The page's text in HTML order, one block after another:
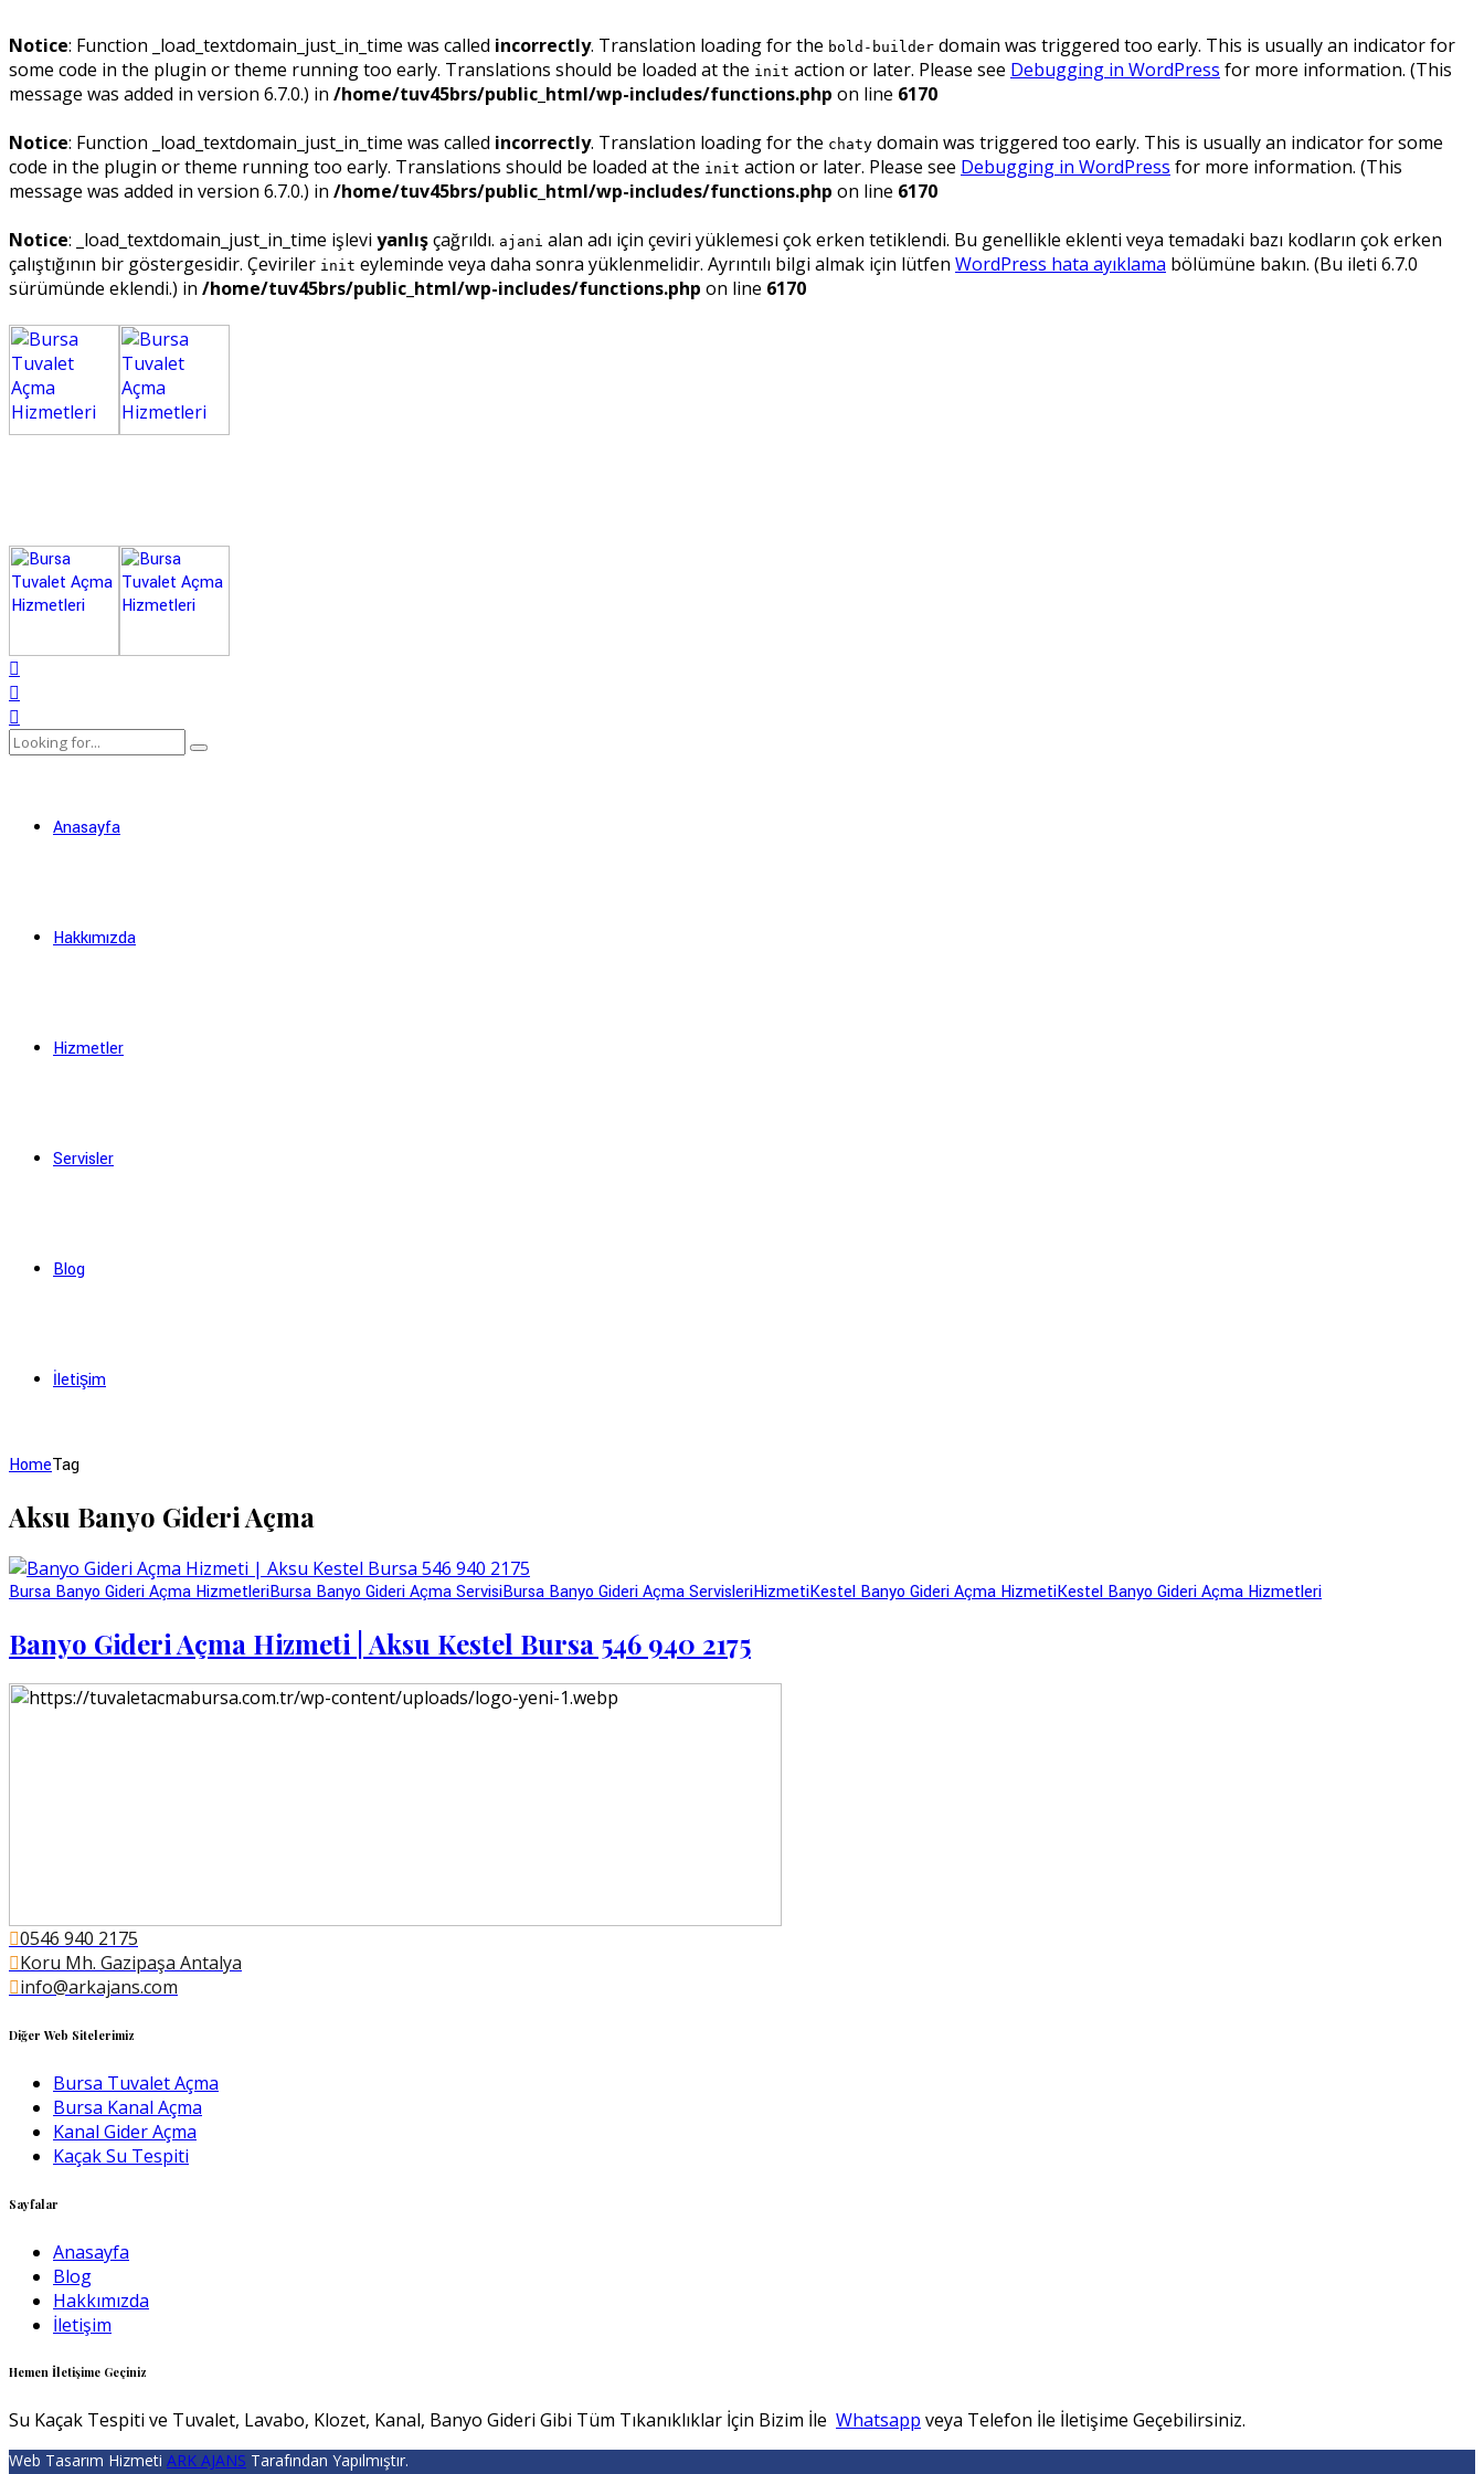
Notice: Function _load_textdomain_just_in_time was called incorrectly. Translation loading for the bold-builder domain was triggered too early. This is usually an indicator for
some code in the plugin or theme running too early. Translations should be loaded at the init action or later. Please see Debugging in WordPress for more information. (This
message was added in version 6.7.0.) in /home/tuv45brs/public_html/wp-includes/functions.php on line 6170
Notice: Function _load_textdomain_just_in_time was called incorrectly. Translation loading for the chaty domain was triggered too early. This is usually an indicator for some
code in the plugin or theme running too early. Translations should be loaded at the init action or later. Please see Debugging in WordPress for more information. (This
message was added in version 6.7.0.) in /home/tuv45brs/public_html/wp-includes/functions.php on line 6170
Notice: _load_textdomain_just_in_time işlevi yanlışçağrıldı. ajani alan adı için çeviri yüklemesi çok erken tetiklendi. Bu genellikle eklenti veya temadaki bazı kodların çok erken
çalıştığının bir göstergesidir. Çeviriler init eyleminde veya daha sonra yüklenmelidir. Ayrıntılı bilgi almak için lütfen WordPress hata ayıklama bölümüne bakın. (Bu ileti 6.7.0
sürümünde eklendi.) in /home/tuv45brs/public_html/wp-includes/functions.php on line 6170
Anasayfa
Hakkımızda
Hizmetler
Servisler
Blog
İletişim
HomeTag
Aksu Banyo Gideri Açma
Bursa Banyo Gideri Açma HizmetleriBursa Banyo Gideri Açma ServisiBursa Banyo Gideri Açma ServisleriHizmetiKestel Banyo Gideri Açma HizmetiKestel Banyo Gideri Açma Hizmetleri
Banyo Gideri Açma Hizmeti | Aksu Kestel Bursa 546 940 2175
0546 940 2175
Koru Mh. Gazipaşa Antalya
info@arkajans.com
Diğer Web Sitelerimiz
Bursa Tuvalet Açma
Bursa Kanal Açma
Kanal Gider Açma
Kaçak Su Tespiti
Sayfalar
Anasayfa
Blog
Hakkımızda
İletişim
Hemen İletişime Geçiniz
Su Kaçak Tespiti ve Tuvalet, Lavabo, Klozet, Kanal, Banyo Gideri Gibi Tüm Tıkanıklıklar İçin Bizim İle Whatsapp veya Telefon İle İletişime Geçebilirsiniz.
Web Tasarım Hizmeti ARK AJANS Tarafından Yapılmıştır.